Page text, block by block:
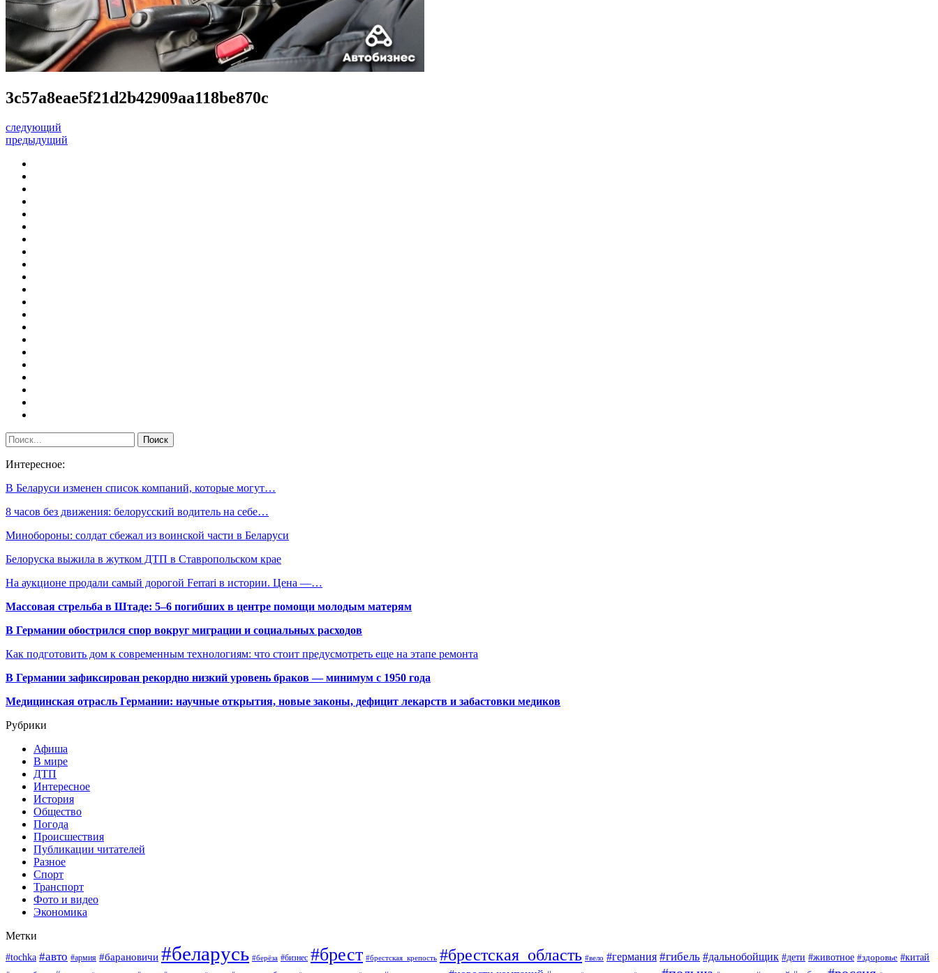
3c57a8eae5f21d2b42909aa118be870c
следующий
предыдущий
Интересное:
В Беларуси изменен список компаний, которые могут…
8 часов без движения: белорусский водитель на себе…
Минобороны: солдат сбежал из воинской части в Беларуси
Белоруска выжила в жутком ДТП в Ставропольском крае
На аукционе продали самый дорогой Ferrari в истории. Цена ―…
Массовая стрельба в Штаде: 5–6 погибших в центре помощи молодым матерям
В Германии обострился спор вокруг миграции и социальных расходов
Как подготовить дом к современным технологиям: что стоит предусмотреть еще на этапе ремонта
В Германии зафиксирован рекордно низкий уровень браков — минимум с 1950 года
Медицинская отрасль Германии: научные открытия, новые законы, дефицит лекарств и забастовки медиков
Рубрики
Афиша
В мире
ДТП
Интересное
История
Общество
Погода
Происшествия
Публикации читателей
Разное
Спорт
Транспорт
Фото и видео
Экономика
Метки
#tochka #авто #армия #барановичи #беларусь #берёза #бизнес #брест #брестская_крепость #брестская_область #вело #германия #гибель #дальнобойщик #дети #животное #здоровье #китай